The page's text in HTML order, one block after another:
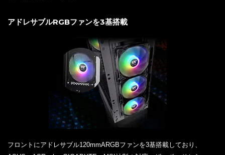
アドレサブルRGBファンを3基搭載
フロントにアドレサブル120mmARGBファンを3基搭載しており、